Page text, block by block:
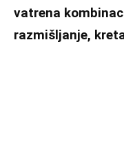
vatrena
razmišljanje,